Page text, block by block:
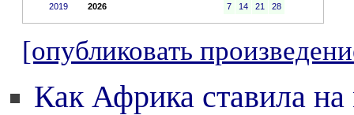
2019
2026
7
14 21 28
[опубликовать
Как Африка ставила на